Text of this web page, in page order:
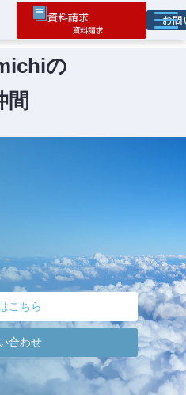
資料請求 お
チとは
ビス
の
間
こちら
合わせ